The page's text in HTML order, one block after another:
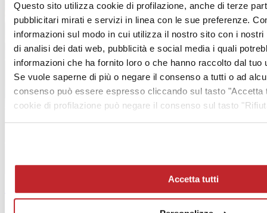
Questo sito utilizza cookie di profilazione, anche di terze
pubblicitari mirati e servizi in linea con le sue preferenze.
informazioni sul modo in cui utilizza il nostro sito con i
di analisi dei dati web, pubblicità e social media i quali
informazioni che ha fornito loro o che hanno raccolto dal
Se vuole saperne di più o negare il consenso a tutti o ad
consenso può essere espresso cliccando sul tasto "Accetta
cookie di profilazione può negare il consenso sul tasto
Accetta tutti